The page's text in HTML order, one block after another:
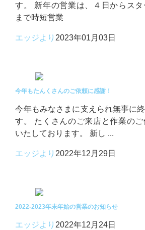
す。 新年の営業は、４日からス
まで時短営業
エッジより 2023年01月03日
今年もたんくさんのご依頼に感謝！
今年もみなさまに支えられ無事に
す。 たくさんのご来店と作業の
いたしております。 新し ...
エッジより 2022年12月29日
2022-2023年末年始の営業のお知らせ
エッジより 2022年12月24日